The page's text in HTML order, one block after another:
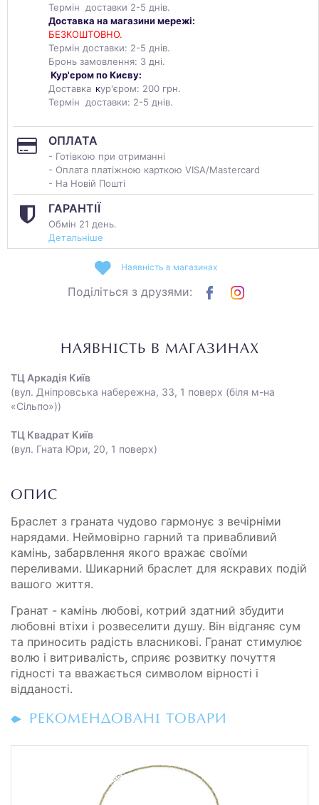
Термін доставки 2-5 днів.
Доставка на магазини мережі:
БЕЗКОШТОВНО.
Термін доставки: 2-5 днів.
Бронь замовлення: 3 дні.
Кур'єром по Києву:
Доставка кур'єром: 200 грн.
Термін доставки: 2-5 днів.
ОПЛАТА
- Готівкою при отриманні
- Оплата платіжною карткою VISA/Mastercard
- На Новій Пошті
ГАРАНТІЇ
Обмін 21 день.
Детальніше
Наявність в магазинах
Поділіться з друзями:
НАЯВНІСТЬ В МАГАЗИНАХ
ТЦ Аркадія Київ
(вул. Дніпровська набережна, 33, 1 поверх (біля м-на
«Сільпо»))
ТЦ Квадрат Київ
(вул. Гната Юри, 20, 1 поверх)
ОПИС
Браслет з граната чудово гармонує з вечірніми
нарядами. Неймовірно гарний та привабливий
камінь, забарвлення якого вражає своїми
переливами. Шикарний браслет для яскравих подій
вашого життя.
Гранат - камінь любові, котрий здатний збудити
любовні втіхи і розвеселити душу. Він відганяє сум
та приносить радість власникові. Гранат стимулює
волю і витривалість, сприяє розвитку почуття
гідності та вважається символом вірності і
відданості.
РЕКОМЕНДОВАНІ ТОВАРИ